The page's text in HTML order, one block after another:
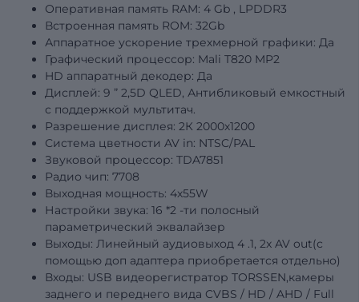
Оперативная память RAM: 4 Gb , LPDDR3
Встроенная память ROM: 32Gb
Аппаратное ускорение трехмерной графики: Да
Графический процессор: Mali T820 MP2
HD аппаратный декодер: Да
Дисплей: 9 ” 2,5D QLED, Антибликовый емкостный
с поддержкой мультитач.
Разрешение дисплея: 2К 2000х1200
Система цветности AV in: NTSC/PAL
Звуковой процессор: TDA7851
Радио чип: 7708
Выходная мощность: 4х55W
Настройки звука: 16 *2 -ти полосный
параметрический эквалайзер
Выходы: Линейный аудиовыход 4 .1, 2x AV out(с
помощью доп адаптера приобретается отдельно)
Входы: USB видеорегистратор TORSSEN,камеры
заднего и переднего вида CVBS / HD / AHD / Full